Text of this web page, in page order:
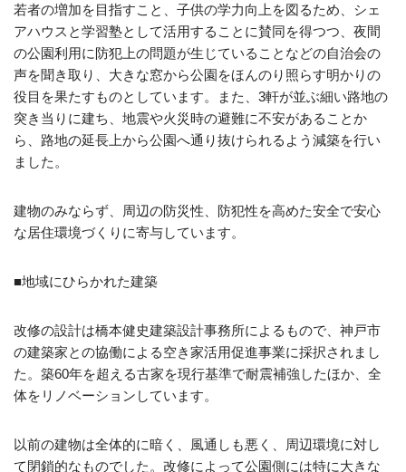
若者の増加を目指すこと、子供の学力向上を図るため、シェ
アハウスと学習塾として活用することに賛同を得つつ、夜間
の公園利用に防犯上の問題が生じていることなどの自治会の
声を聞き取り、大きな窓から公園をほんのり照らす明かりの
役目を果たすものとしています。また、3軒が並ぶ細い路地の
突き当りに建ち、地震や火災時の避難に不安があることか
ら、路地の延長上から公園へ通り抜けられるよう減築を行い
ました。
建物のみならず、周辺の防災性、防犯性を高めた安全で安心
な居住環境づくりに寄与しています。
■地域にひらかれた建築
改修の設計は橋本健史建築設計事務所によるもので、神戸市
の建築家との協働による空き家活用促進事業に採択されまし
た。築60年を超える古家を現行基準で耐震補強したほか、全
体をリノベーションしています。
以前の建物は全体的に暗く、風通しも悪く、周辺環境に対し
て閉鎖的なものでした。改修によって公園側には特に大きな